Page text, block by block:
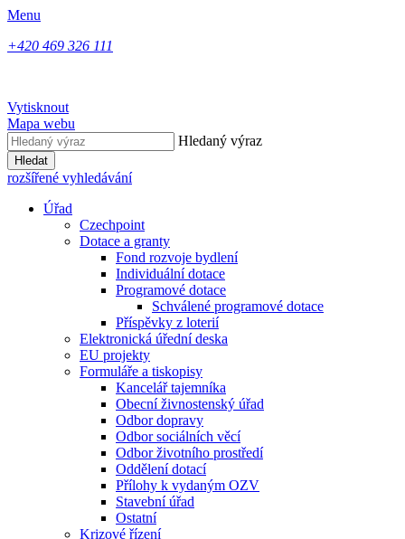
Menu
+420 469 326 111
Vytisknout
Mapa webu
Hledaný výraz
Hledat
rozšířené vyhledávání
Úřad
Czechpoint
Dotace a granty
Fond rozvoje bydlení
Individuální dotace
Programové dotace
Schválené programové dotace
Příspěvky z loterií
Elektronická úřední deska
EU projekty
Formuláře a tiskopisy
Kancelář tajemníka
Obecní živnostenský úřad
Odbor dopravy
Odbor sociálních věcí
Odbor životního prostředí
Oddělení dotací
Přílohy k vydaným OZV
Stavební úřad
Ostatní
Krizové řízení